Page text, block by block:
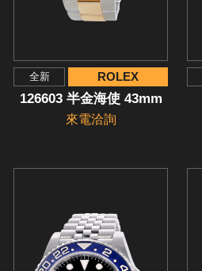
全新 ROLEX
126603 半金海使 43mm
來電洽詢